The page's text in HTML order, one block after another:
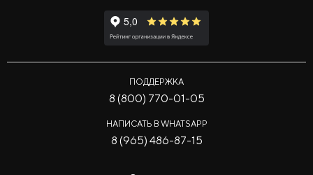
ПОДДЕРЖКА
8 (800) 770-01-05
НАПИСАТЬ В WHATSAPP
8 (965) 486-87-15